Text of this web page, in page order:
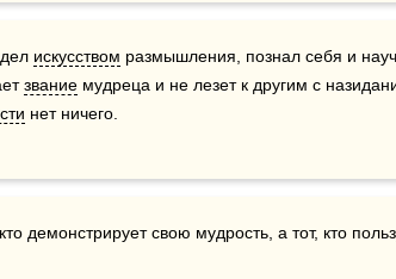
искусством размышления, познал себя и
звание мудреца и не лезет к другим с
нет ничего.
демонстрирует свою мудрость, а тот, кто